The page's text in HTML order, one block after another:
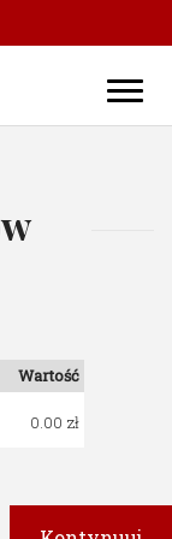
Wartość
0.00